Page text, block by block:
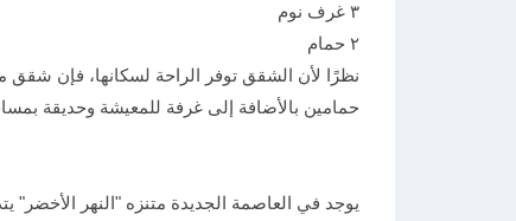
٣ غرف نوم
٢ حمام
نظرًا لأن الشقق توفر الراحة لسكانها، فإن شقق
حمامين بالأضافة إلى غرفة للمعيشة وحديقة بمساحة ٧٠ متر تطل على الحدائق حيث انها ممتعة
يوجد في العاصمة الجديدة متنزه "النهر